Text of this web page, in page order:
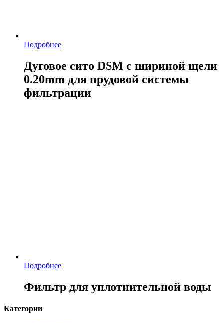
Подробнее
Дуговое сито DSM с шириной щели
0.20mm для прудовой системы
фильтрации
Подробнее
Фильтр для уплотнительной воды
Категории